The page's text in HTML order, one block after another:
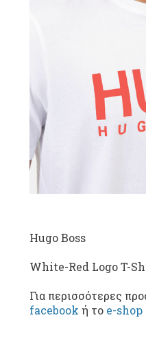
Hugo Boss
White-Red Logo T-
Για περισσότερες
facebook ή το e-shop